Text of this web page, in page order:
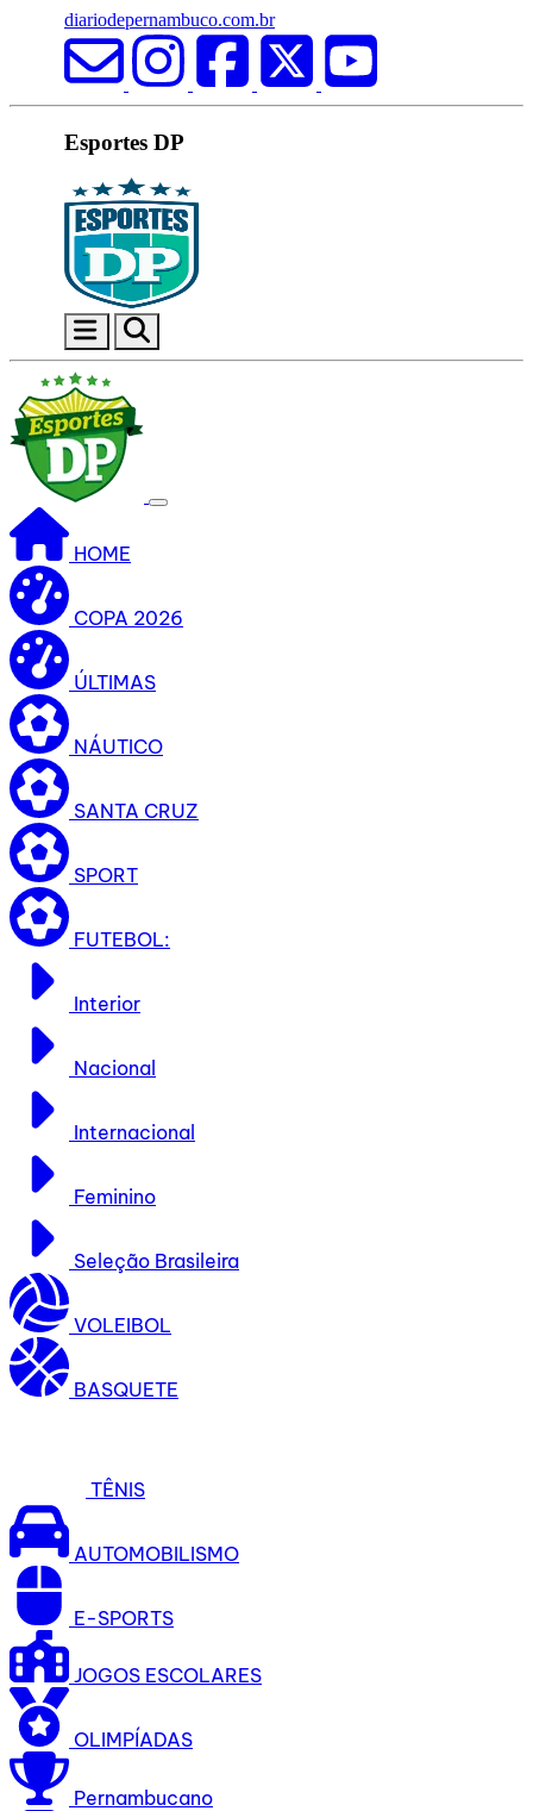
diariodepernambuco.com.br
Esportes DP
HOME
COPA 2026
ÚLTIMAS
NÁUTICO
SANTA CRUZ
SPORT
FUTEBOL:
Interior
Nacional
Internacional
Feminino
Seleção Brasileira
VOLEIBOL
BASQUETE
TÊNIS
AUTOMOBILISMO
E-SPORTS
JOGOS ESCOLARES
OLIMPÍADAS
Pernambucano